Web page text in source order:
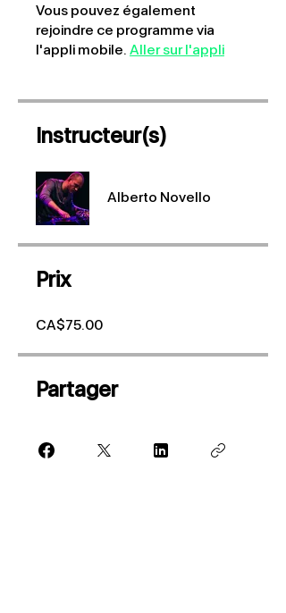
Vous pouvez également
rejoindre ce programme via
l'appli mobile. Aller sur l'appli
Instructeur(s)
Alberto Novello
Prix
CA$75.00
Partager